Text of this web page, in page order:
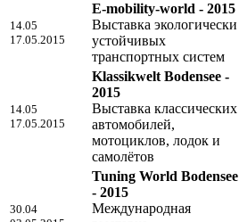
14.05
17.05.2015
E-mobility-world - 2015
Выставка экологически
устойчивых
транспортных систем
14.05
17.05.2015
Klassikwelt Bodensee -
2015
Выставка классических
автомобилей,
мотоциклов, лодок и
самолётов
30.04
Tuning World Bodensee
- 2015
Международная